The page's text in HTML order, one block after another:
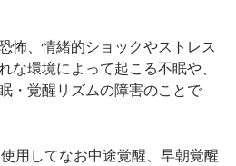
怖、情緒的ショックやストレス
な環境によって起こる不眠や、
・覚醒リズムの障害のことで
用してなお中途覚醒、早朝覚醒